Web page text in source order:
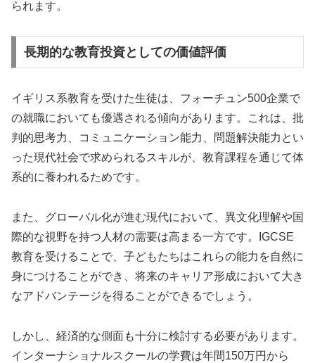
られます。
長期的な教育投資としての価値評価
イギリス系教育を受けた生徒は、フォーチュン500企業で
の就職においても優遇される傾向があります。これは、批
判的思考力、コミュニケーション能力、問題解決能力とい
った現代社会で求められるスキルが、教育課程を通じて体
系的に養われるためです。
また、グローバル化が進む現代において、異文化理解や国
際的な視野を持つ人材の需要は高まる一方です。IGCSE
教育を受けることで、子どもたちはこれらの能力を自然に
身につけることができ、将来のキャリア形成において大き
なアドバンテージを得ることができるでしょう。
しかし、経済的な側面も十分に検討する必要があります。
インターナショナルスクールの学費は年間150万円から